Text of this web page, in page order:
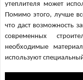
утеплителя может
Помимо этого, лучше
что даст возможность
современных
необходимые
используют